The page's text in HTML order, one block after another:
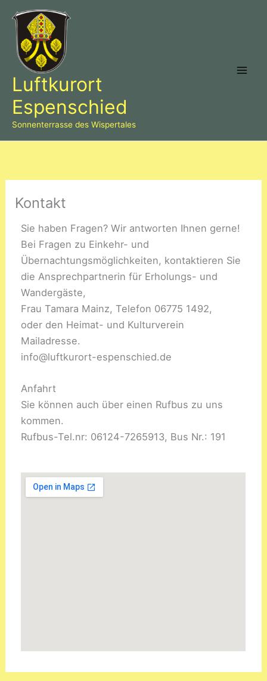
Inhalt
springen
Luftkurort
Espenschied
Sonnenterrasse des Wispertales
Kontakt
Sie haben Fragen? Wir antworten Ihnen gerne!
Bei Fragen zu Einkehr- und
Übernachtungsmöglichkeiten, kontaktieren Sie
die Ansprechpartnerin für Erholungs- und
Wandergäste,
Frau Tamara Mainz, Telefon 06775 1492,
oder den Heimat- und Kulturverein
Mailadresse.
info@luftkurort-espenschied.de
Anfahrt
Sie können auch über einen Rufbus zu uns
kommen.
Rufbus-Tel.nr: 06124-7265913, Bus Nr.: 191